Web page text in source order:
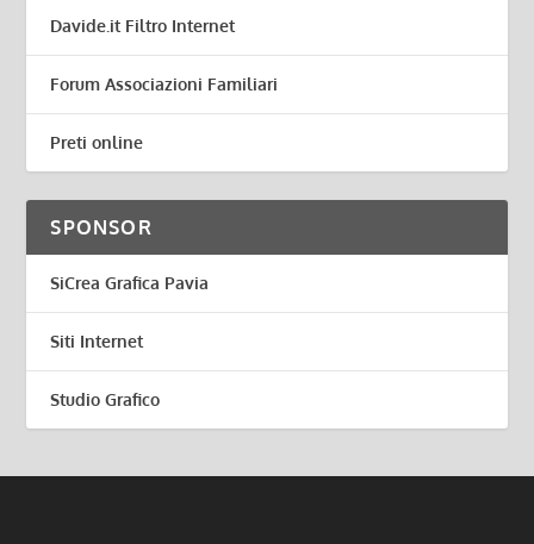
Davide.it Filtro Internet
Forum Associazioni Familiari
Preti online
SPONSOR
SiCrea Grafica Pavia
Siti Internet
Studio Grafico